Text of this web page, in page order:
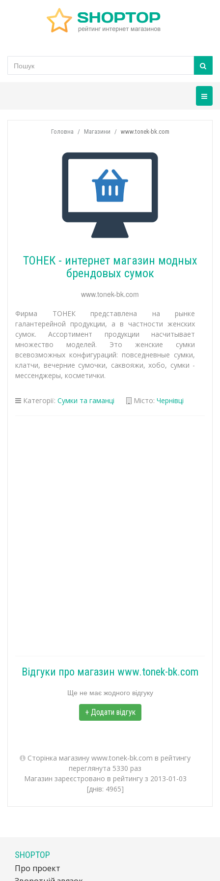
Головна Магазини www.tonek-bk.com
ТОНЕК - интернет магазин модных
брендовых сумок
www.tonek-bk.com
Фирма ТОНЕК представлена на рынке
галантерейной продукции, а в частности женских
сумок. Ассортимент продукции насчитывает
множество моделей. Это женские сумки
всевозможных конфигураций: повседневные сумки,
клатчи, вечерние сумочки, саквояжи, хобо, сумки -
мессенджеры, косметички.
Категорії: Сумки та гаманці Місто: Чернівці
Відгуки про магазин www.tonek-bk.com
Ще не має жодного відгуку
+ Додати відгук
Сторінка магазину www.tonek-bk.com в рейтингу
переглянута 5330 раз
Магазин зареєстровано в рейтингу з 2013-01-03
[днів: 4965]
SHOPTOP
Про проект